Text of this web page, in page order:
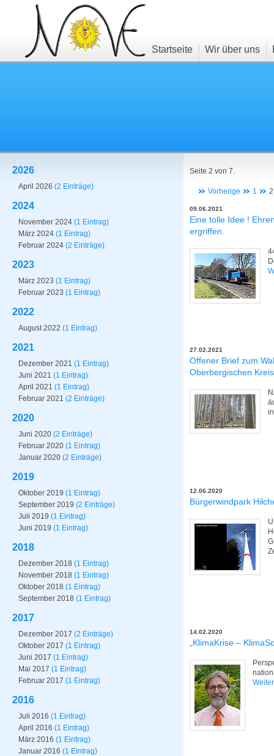
Startseite Wir über uns
2026
April 2026 (2 Einträge)
2024
November 2024 (1 Eintrag)
März 2024 (1 Eintrag)
Februar 2024 (2 Einträge)
2023
März 2023 (1 Eintrag)
Februar 2023 (1 Eintrag)
2022
August 2022 (1 Eintrag)
2021
Dezember 2021 (1 Eintrag)
Juni 2021 (1 Eintrag)
April 2021 (1 Eintrag)
Februar 2021 (2 Einträge)
2020
Juni 2020 (2 Einträge)
Februar 2020 (1 Eintrag)
Januar 2020 (2 Einträge)
2019
Oktober 2019 (1 Eintrag)
September 2019 (2 Einträge)
Juli 2019 (1 Eintrag)
Juni 2019 (1 Eintrag)
2018
Dezember 2018 (1 Eintrag)
November 2018 (1 Eintrag)
Oktober 2018 (1 Eintrag)
September 2018 (1 Eintrag)
2017
Dezember 2017 (2 Einträge)
Oktober 2017 (1 Eintrag)
Juni 2017 (1 Eintrag)
Mai 2017 (1 Eintrag)
Februar 2017 (1 Eintrag)
2016
Juli 2016 (1 Eintrag)
April 2016 (1 Eintrag)
März 2016 (1 Eintrag)
Januar 2016 (1 Eintrag)
Seite 2 von 7.
Vorherige 1 2
09.06.2021
Eine tolle Idee !
ergriffen.
27.02.2021
Offener Brief zum
Oberbergischen Kreis
12.06.2020
Bürgerwindpark
14.02.2020
„KlimaKrise –